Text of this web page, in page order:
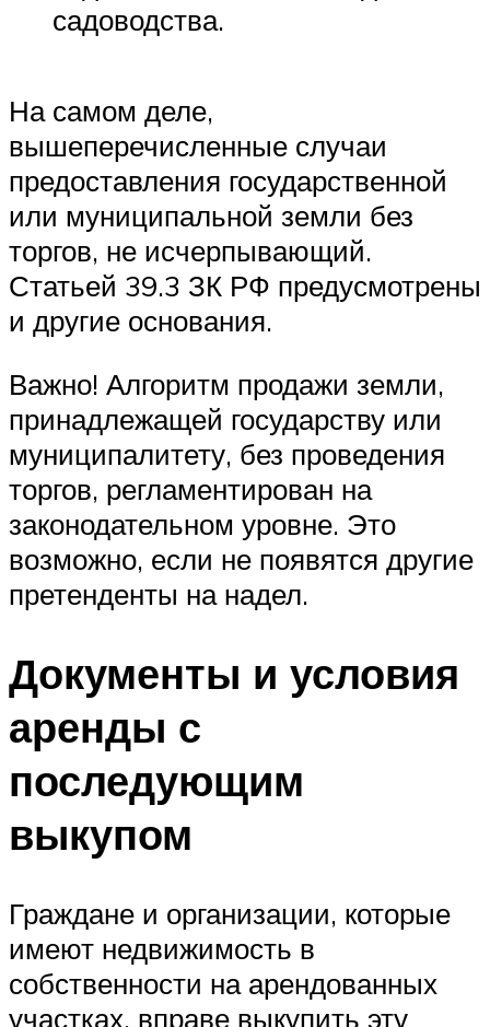
садоводства.
На самом деле,
вышеперечисленные случаи
предоставления государственной
или муниципальной земли без
торгов, не исчерпывающий.
Статьей 39.3 ЗК РФ предусмотрены
и другие основания.
Важно! Алгоритм продажи земли,
принадлежащей государству или
муниципалитету, без проведения
торгов, регламентирован на
законодательном уровне. Это
возможно, если не появятся другие
претенденты на надел.
Документы и условия
аренды с
последующим
выкупом
Граждане и организации, которые
имеют недвижимость в
собственности на арендованных
участках, вправе выкупить эту